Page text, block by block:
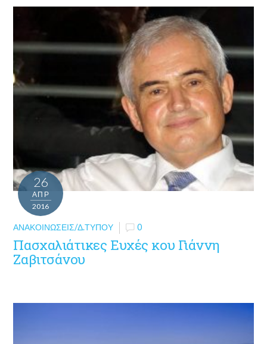
26
ΑΠΡ
2016
ΑΝΑΚΟΙΝΏΣΕΙΣ/Δ.ΤΎΠΟΥ 0
Πασχαλιάτικες Ευχές κου Γιάννη
Ζαβιτσάνου